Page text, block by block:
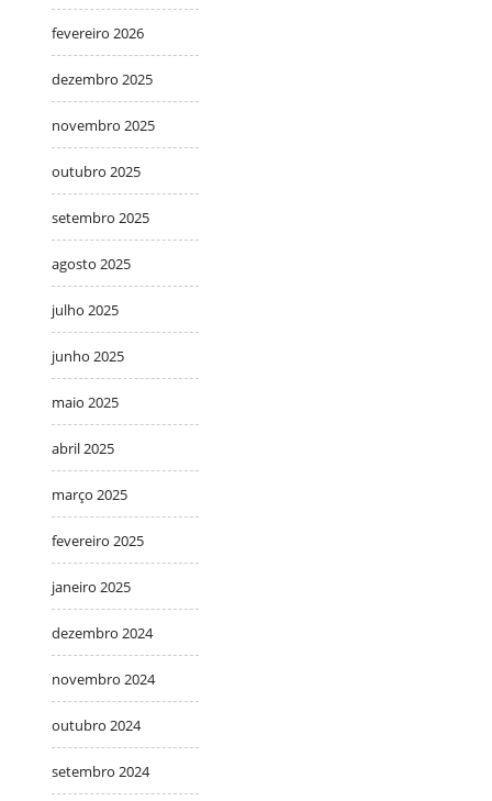
fevereiro 2026
dezembro 2025
novembro 2025
outubro 2025
setembro 2025
agosto 2025
julho 2025
junho 2025
maio 2025
abril 2025
março 2025
fevereiro 2025
janeiro 2025
dezembro 2024
novembro 2024
outubro 2024
setembro 2024